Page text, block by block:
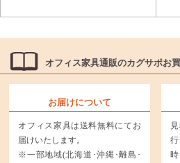
オフィス家具通販のカグサポお
お届けについて
オフィス家具は送料無料にてお
届けいたします。
※一部地域(北海道･沖縄･離島･